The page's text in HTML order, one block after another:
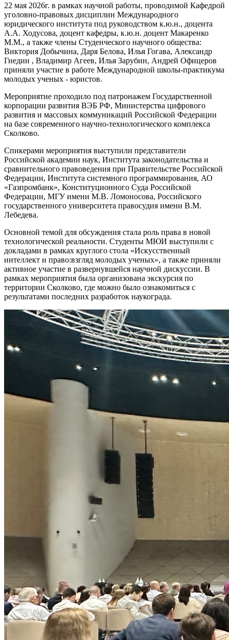
22 мая 2026г. в рамках научной работы, проводимой Кафедрой
уголовно-правовых дисциплин Международного
юридического института под руководством к.ю.н., доцента
А.А. Ходусова, доцент кафедры, к.ю.н. доцент Макаренко
М.М., а также члены Студенческого научного общества:
Виктория Добычина, Даря Белова, Илья Гогава, Александр
Гнедин , Владимир Агеев, Илья Зарубин, Андрей Офицеров
приняли участие в работе Международной школы-практикума
молодых ученых - юристов.
Мероприятие проходило под патронажем Государственной
корпорации развития ВЭБ РФ, Министерства цифрового
развития и массовых коммуникаций Российской Федерации
на базе современного научно-технологического комплекса
Сколково.
Спикерами мероприятия выступили представители
Российской академии наук, Института законодательства и
сравнительного правоведения при Правительстве Российской
Федерации, Института системного программирования, АО
«Газпромбанк», Конституционного Суда Российской
Федерации, МГУ имени М.В. Ломоносова, Российского
государственного университета правосудия имени В.М.
Лебедева.
Основной темой для обсуждения стала роль права в новой
технологической реальности. Студенты МЮИ выступили с
докладами в рамках круглого стола «Искусственный
интеллект и право:взгляд молодых ученых», а также приняли
активное участие в развернувшейся научной дискуссии. В
рамках мероприятия была организована экскурсия по
территории Сколково, где можно было ознакомиться с
результатами последних разработок наукограда.